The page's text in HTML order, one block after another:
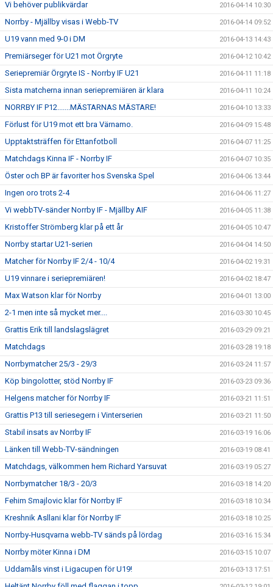
Vi behöver publikvärdar 2016-04-14 10:30
Norrby - Mjällby visas i Webb-TV 2016-04-14 09:52
U19 vann med 9-0 i DM 2016-04-13 14:43
Premiärseger för U21 mot Örgryte 2016-04-12 10:42
Seriepremiär Örgryte IS - Norrby IF U21 2016-04-11 11:18
Sista matcherna innan seriepremiären är klara 2016-04-11 10:24
NORRBY IF P12.......MÄSTARNAS MÄSTARE! 2016-04-10 13:33
Förlust för U19 mot ett bra Värnamo. 2016-04-09 15:48
Upptaktsträffen för Ettanfotboll 2016-04-07 11:25
Matchdags Kinna IF - Norrby IF 2016-04-07 10:35
Öster och BP är favoriter hos Svenska Spel 2016-04-06 13:44
Ingen oro trots 2-4 2016-04-06 11:27
Vi webbTV-sänder Norrby IF - Mjällby AIF 2016-04-05 11:38
Kristoffer Strömberg klar på ett år 2016-04-05 10:47
Norrby startar U21-serien 2016-04-04 14:50
Matcher för Norrby IF 2/4 - 10/4 2016-04-02 19:31
U19 vinnare i seriepremiären! 2016-04-02 18:47
Max Watson klar för Norrby 2016-04-01 13:00
2-1 men inte så mycket mer.... 2016-03-30 10:45
Grattis Erik till landslagslägret 2016-03-29 09:21
Matchdags 2016-03-28 19:18
Norrbymatcher 25/3 - 29/3 2016-03-24 11:57
Köp bingolotter, stöd Norrby IF 2016-03-23 09:36
Helgens matcher för Norrby IF 2016-03-21 11:51
Grattis P13 till seriesegern i Vinterserien 2016-03-21 11:50
Stabil insats av Norrby IF 2016-03-19 16:06
Länken till Webb-TV-sändningen 2016-03-19 08:41
Matchdags, välkommen hem Richard Yarsuvat 2016-03-19 05:27
Norrbymatcher 18/3 - 20/3 2016-03-18 14:20
Fehim Smajlovic klar för Norrby IF 2016-03-18 10:34
Kreshnik Asllani klar för Norrby IF 2016-03-18 10:25
Norrby-Husqvarna webb-TV sänds på lördag 2016-03-16 15:34
Norrby möter Kinna i DM 2016-03-15 10:07
Uddamåls vinst i Ligacupen för U19! 2016-03-13 17:51